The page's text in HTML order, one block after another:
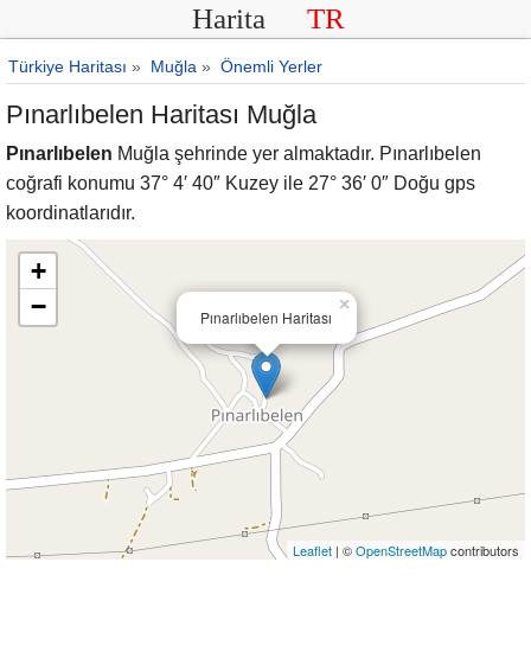
Harita TR
Türkiye Haritası » Muğla » Önemli Yerler
Pınarlıbelen Haritası Muğla
Pınarlıbelen Muğla şehrinde yer almaktadır. Pınarlıbelen
coğrafi konumu 37° 4′ 40″ Kuzey ile 27° 36′ 0″ Doğu gps
koordinatlarıdır.
Pınarlıbelen Haritası
×
+
−
Leaflet | ©OpenStreetMapcontributors